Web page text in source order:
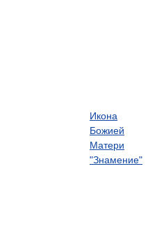
Икона
Божией
Матери
"Знамение"